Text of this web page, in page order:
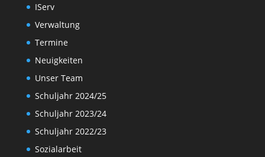
IServ
Verwaltung
Termine
Neuigkeiten
Unser Team
Schuljahr 2024/25
Schuljahr 2023/24
Schuljahr 2022/23
Sozialarbeit